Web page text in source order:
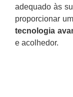
adequado às
proporcionar
tecnologia
e acolhedor.